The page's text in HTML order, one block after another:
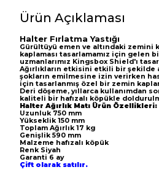
Ürün Açıklaması
Halter Fırlatma Yastığı
Gürültüyü emen ve altındaki zemini
kaplaması tasarlamamız için gelen
uzmanlarımız Kingsbox Shield'ı
Ağırlıkların etkisini etkili bir şekilde
şokların emilmesine izin verirken
için tasarlanmış özel bir zemin
Deri döşeme, yıllarca kullanımdan
kaliteli bir hafızalı köpükle
Halter Ağırlık Matı Ürün Özellikleri:
Uzunluk 750 mm
Yükseklik 150 mm
Toplam Ağırlık 17 kg
Genişlik 590 mm
Malzeme hafızalı köpük
Renk Siyah
Garanti 6 ay
Çift olarak satılır.